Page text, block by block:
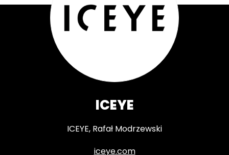
ICEYE
ICEYE, Rafał Modrzewski
iceye.com